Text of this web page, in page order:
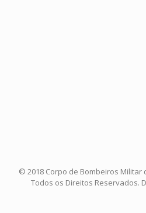
© 2018 Corpo de Bombeiros Militar
Todos os Direitos Reservados.